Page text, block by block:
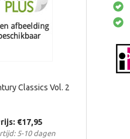
Classics Vol. 2
€17,95
5-10 dagen